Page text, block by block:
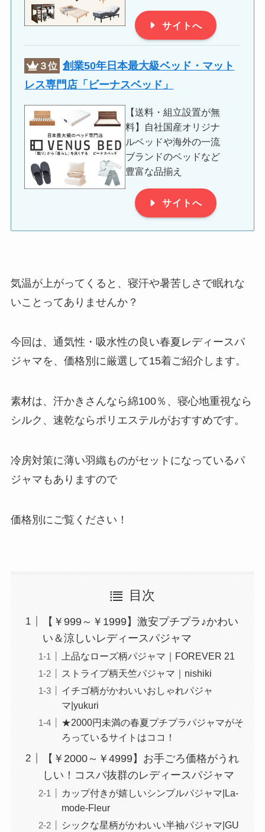
サイトへ
３位 創業50年日本最大級ベッド・マット
レス専門店「ビーナスベッド」
【送料・組立設置が無
料】自社国産オリジナ
ルベッドや海外の一流
ブランドのベッドなど
豊富な品揃え
サイトへ
気温が上がってくると、寝汗や暑苦しさで眠れな
いことってありませんか？
今回は、通気性・吸水性の良い春夏レディースパ
ジャマを、価格別に厳選して15着ご紹介します。
素材は、汗かきさんなら綿100％、寝心地重視なら
シルク、速乾ならポリエステルがおすすめです。
冷房対策に薄い羽織ものがセットになっているパ
ジャマもありますので
価格別にご覧ください！
目次
【￥999～￥1999】激安プチプラ♪かわい
い＆涼しいレディースパジャマ
上品なローズ柄パジャマ｜FOREVER 21
ストライプ柄天竺パジャマ｜nishiki
イチゴ柄がかわいいおしゃれパジャ
マ|yukuri
★2000円未満の春夏プチプラパジャマがそ
ろっているサイトはココ！
【￥2000～￥4999】お手ごろ価格がうれ
しい！コスパ抜群のレディースパジャマ
カップ付きが嬉しいシンプルパジャマ|La-
mode-Fleur
シックな星柄がかわいい半袖パジャマ|GU